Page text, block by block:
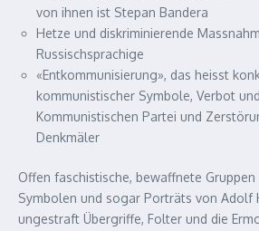
von ihnen ist Stepan Bandera
Hetze und diskriminierende
Russischsprachige
«Entkommunisierung», das heisst
kommunistischer Symbole, Verbot
Kommunistischen Partei und
Denkmäler
Offen faschistische, bewaffnete
Symbolen und sogar Porträts von Adolf
ungestraft Übergriffe, Folter und die